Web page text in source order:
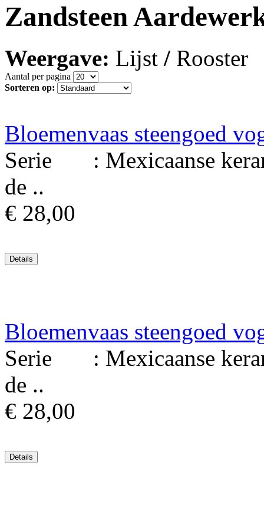
Zandsteen
Weergave: Lijst / Rooster
Aantal per pagina
Sorteren op:
Bloemenvaas steengoed
Serie : Mexicaanse
de ..
€ 28,00
Bloemenvaas steengoed
Serie : Mexicaanse
de ..
€ 28,00